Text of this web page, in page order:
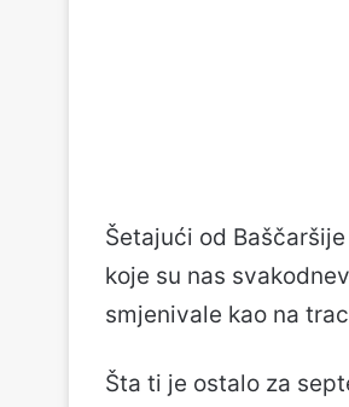
Šetajući od
koje su nas
smjenivale kao na
Šta ti je ostalo za